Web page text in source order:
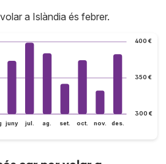
a Islàndia és febrer.
300 €
350 €
400 €
juny jul. ag. set. oct. nov. des.